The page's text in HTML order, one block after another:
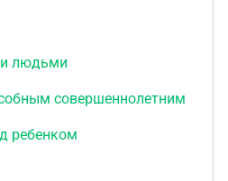
людьми
совершеннолетним
ребенком